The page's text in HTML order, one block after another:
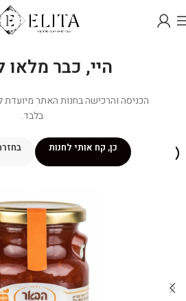
היי, כבר מלאו לך
בלבד.
כן, קח אותי לחנות